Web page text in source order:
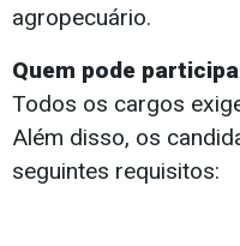
agropecuário.
Quem pode
Todos os cargos
Além disso, os
seguintes requisitos: